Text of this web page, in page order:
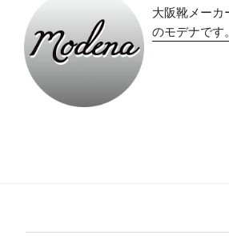
大阪靴メーカ
のモデナです。